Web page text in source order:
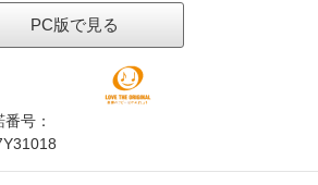
PC版で見る
号：